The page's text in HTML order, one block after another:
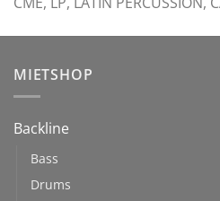
MIETSHOP
Backline
Bass
Drums